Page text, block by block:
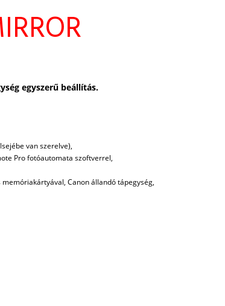
egyszerű beállítás.
van szerelve),
Pro fotóautomata szoftverrel,
Canon állandó tápegység,